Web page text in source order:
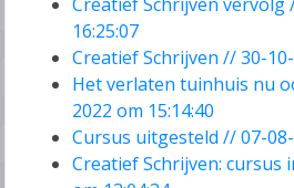
16:25:07
Creatief Schrijven // 30-
Het verlaten tuinhuis nu
2022 om 15:14:40
Cursus uitgesteld // 07-
Creatief Schrijven: cursus